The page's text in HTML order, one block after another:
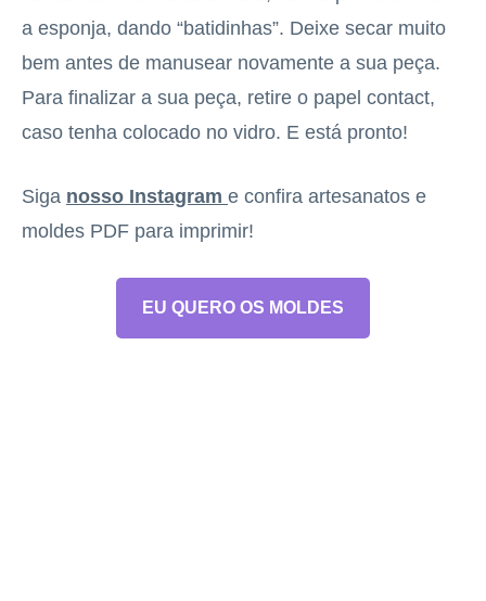
a esponja, dando “batidinhas”. Deixe secar muito
bem antes de manusear novamente a sua peça.
Para finalizar a sua peça, retire o papel contact,
caso tenha colocado no vidro. E está pronto!
Siga nosso Instagram e confira artesanatos e
moldes PDF para imprimir!
EU QUERO OS MOLDES